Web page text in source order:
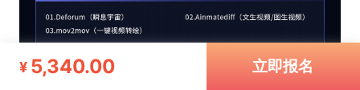
¥ 5,340.00 立即报名